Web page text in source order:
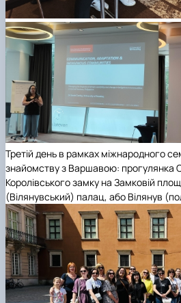
Третій день в рамках міжнародного
знайомству з Варшавою: прогулянка
Королівського замку на Замковій
(Вілянувський) палац, або Вілянув